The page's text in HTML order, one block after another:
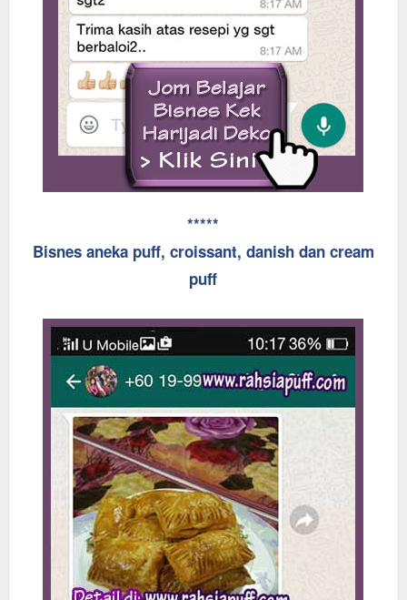
*****
Bisnes aneka puff, croissant, danish dan cream
puff